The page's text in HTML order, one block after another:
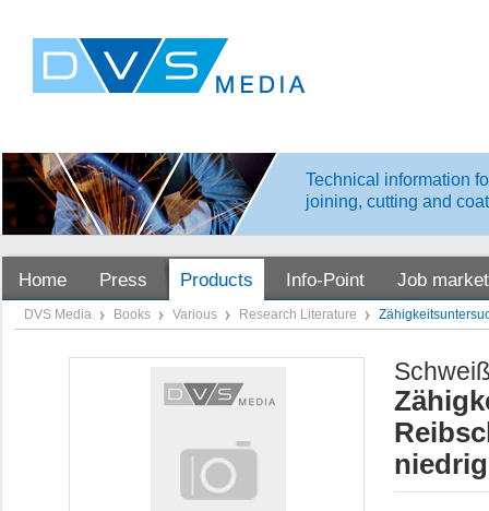
Technical information
joining, cutting and
Home Press Products Info-Point Job market
DVS Media Books Various Research Literature